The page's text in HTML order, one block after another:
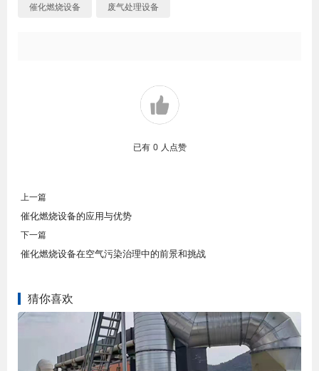
催化燃烧设备 废气处理设备
已有 0 人点赞
上一篇
催化燃烧设备的应用与优势
下一篇
催化燃烧设备在空气污染治理中的前景和挑战
猜你喜欢